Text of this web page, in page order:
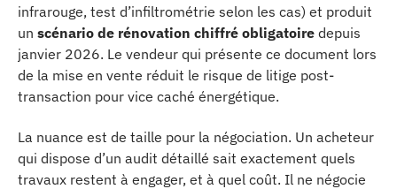
infrarouge, test d’infiltrométrie selon les cas) et produit
un scénario de rénovation chiffré obligatoire depuis
janvier 2026. Le vendeur qui présente ce document lors
de la mise en vente réduit le risque de litige post-
transaction pour vice caché énergétique.
La nuance est de taille pour la négociation. Un acheteur
qui dispose d’un audit détaillé sait exactement quels
travaux restent à engager, et à quel coût. Il ne négocie